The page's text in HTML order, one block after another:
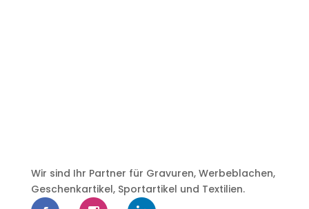
Wir sind Ihr Partner für Gravuren, Werbeblachen,
Geschenkartikel, Sportartikel und Textilien.